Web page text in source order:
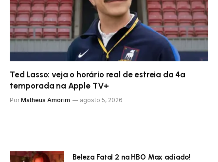
Ted Lasso: veja o horário real de estreia da 4ª
temporada na Apple TV+
Por Matheus Amorim agosto 5, 2026
Beleza Fatal 2 na HBO Max adiado!